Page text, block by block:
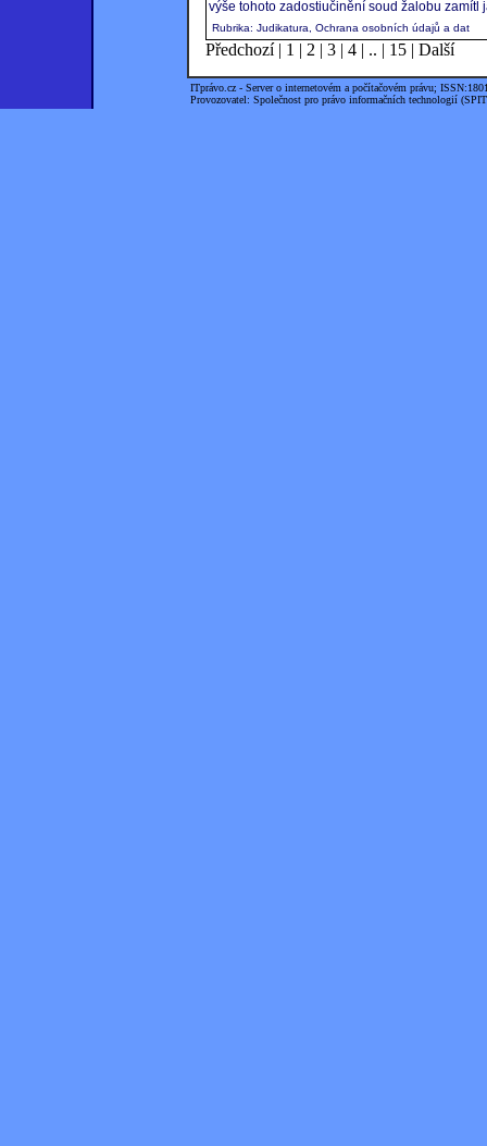
výše tohoto zadostiučinění soud žalobu zamítl
Rubrika: Judikatura, Ochrana osobních údajů a dat
Předchozí| 1 | 2 | 3 | 4 | .. | 15 | Další
ITprávo.cz - Server o internetovém a počítačovém právu;
Provozovatel: Společnost pro právo informačních technologií